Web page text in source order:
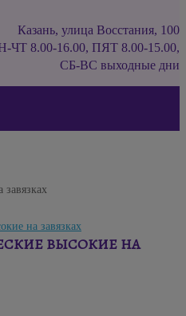
Казань, улица Восстания, 100
ЧТ 8.00-16.00, ПЯТ 8.00-15.00,
СБ-ВС выходные дни
завязках
ВЫСОКИЕ НА